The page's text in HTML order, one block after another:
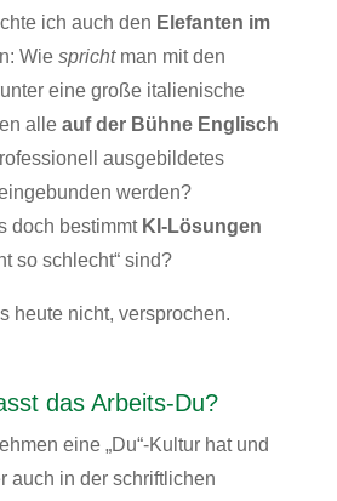
ich auch den Elefanten im
Wie sprichtman mit den
eine große italienische
alle auf der Bühne Englisch
ausgebildetes
werden?
doch bestimmt KI-Lösungen
so schlecht“ sind?
heute nicht, versprochen.
das Arbeits-Du?
eine „Du“-Kultur hat und
auch in der schriftlichen